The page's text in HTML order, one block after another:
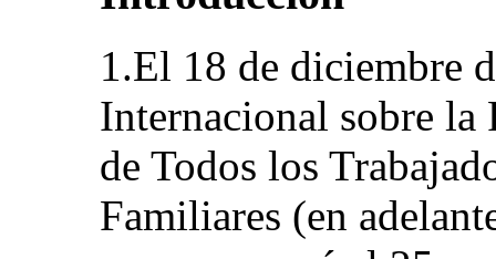
1.El 18 de diciembre
Internacional sobre la
de Todos los
Familiares (en